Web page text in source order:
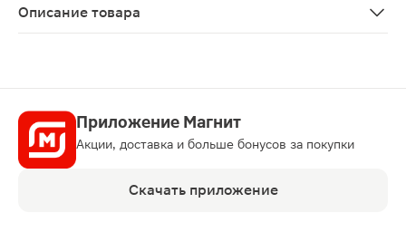
Описание товара
Приложение Магнит
Акции, доставка и больше бонусов за покупки
Скачать приложение